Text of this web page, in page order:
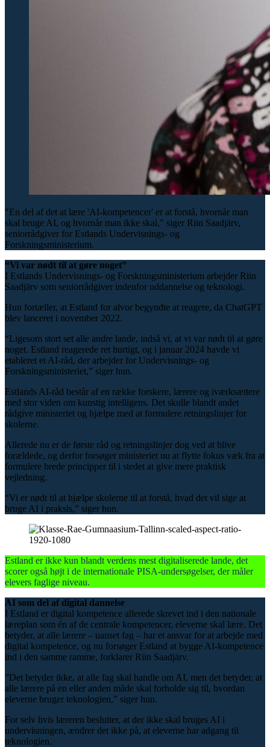
"En del af det at lære 'AI-kompetencer' er at forstå, hvornår man
skal bruge AI, og hvornår man ikke skal," siger Riin Saadjärv,
seniorrådgiver for Estlands Undervisnings- og
Forskningsministerium.
“Vi var nødt til at gøre noget”
I Estlands Undervisnings- og Forskningsministerium arbejder Riin
Saadjärv som seniorrådgiver indenfor uddannelse og teknologi.
Hun fortæller, at Estland for alvor begyndte at reagere, da ChatGPT
blev lanceret i november 2022.
“Ligesom stort set alle andre lande, indså vi, at vi var nødt til at gøre
noget. Estland reagerede ret hurtigt, og i januar 2024 havde vi
etableret et AI-råd, der arbejder for Undervisnings- og
Forskningsministeriet,” siger hun.
Estlands AI-råd består af en række forskere, lærere og iværksættere
med stor viden om kunstig intelligens. Det skulle blandt andet
rådgive ministeriet og hjælpe med at formulere retningslinjer for
skolerne.
Allerede nu er de første råd og retningslinjer dog ved at blive
forældede, og derfor forsøger ministeriet nu at flytte fokus væk fra at
formulere brede principper til i stedet at give mere praktisk
vejledning.
“Vi er nødt til at hjælpe skolerne til at forstå, hvad det vil sige at
bruge AI i praksis,” siger hun.
Estland er ikke kun blandt verdens mest digitaliserede lande, det
scorer også højt i de internationale PISA-undersøgelser, der måler
elevers faglige niveau.
AI som del af digital dannelse
I Estland er digital kompetence allerede skrevet ind i den nationale
læreplan som én af de centrale kompetencer, eleverne skal lære. Det
betyder, at alle lærere – uanset fag – har et ansvar for at arbejde med
digital kompetence, og nu forsøger Estland at bygge AI-kompetence
ind i den samme ramme, forklarer Riin Saadjärv.
”Det betyder ikke, at alle fag skal handle om AI, men det betyder, at
alle lærere på en eller anden måde skal forholde sig til, hvordan
eleverne bruger teknologien,” siger hun.
For selv hvis læreren beslutter, at der ikke skal bruges AI i
undervisningen, ændrer det ikke på, at eleverne har adgang til
teknologien.